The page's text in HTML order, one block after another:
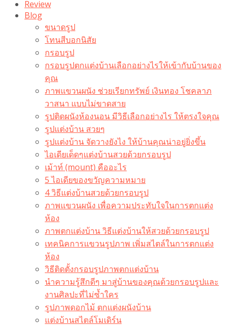
Review
Blog
ขนาดรูป
โทนสีบอกนิสัย
กรอบรูป
กรอบรูปตกแต่งบ้านเลือกอย่างไรให้เข้ากับบ้านของ
คุณ
ภาพแขวนผนัง ช่วยเรียกทรัพย์ เงินทอง โชคลาภ
วาสนา แบบไม่ขาดสาย
รูปติดผนังห้องนอน มีวิธีเลือกอย่างไร ให้ตรงใจคุณ
รูปแต่งบ้าน สวยๆ
รูปแต่งบ้าน จัดวางยังไง ให้บ้านคุณน่าอยู่ยิ่งขึ้น
ไอเดียเด็ดๆแต่งบ้านสวยด้วยกรอบรูป
เม้าท์ (mount) คืออะไร​
5 ไอเดียของขวัญความหมาย
4 วิธีแต่งบ้านสวยด้วยกรอบรูป
ภาพแขวนผนัง เพื่อความประทับใจในการตกแต่ง
ห้อง
ภาพตกแต่งบ้าน วิธีแต่งบ้านให้สวยด้วยกรอบรูป
เทคนิคการแขวนรูปภาพ เพิ่มสไตล์ในการตกแต่ง
ห้อง
วิธีติดตั้งกรอบรูปภาพตกแต่งบ้าน
นำความรู้สึกดีๆ มาสู่บ้านของคุณด้วยกรอบรูปและ
งานศิลปะที่ไม่ซ้ำใคร
รูปภาพดอกไม้ ตกแต่งผนังบ้าน
แต่งบ้านสไตล์โมเดิร์น